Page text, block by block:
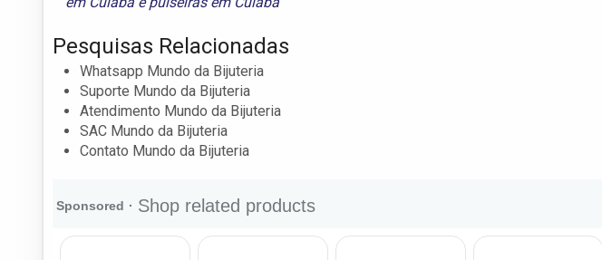
Pesquisas Relacionadas
Whatsapp Mundo da Bijuteria
Suporte Mundo da Bijuteria
Atendimento Mundo da Bijuteria
SAC Mundo da Bijuteria
Contato Mundo da Bijuteria